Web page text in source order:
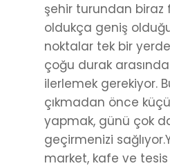
şehir turundan biraz
oldukça geniş
noktalar tek bir
çoğu durak
ilerlemek gerekiyor.
çıkmadan önce
yapmak, günü çok
geçirmenizi
market, kafe ve tesis